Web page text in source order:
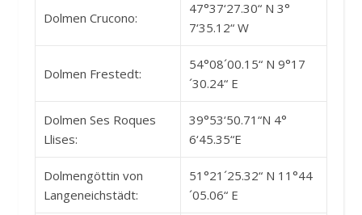
Dolmen Crucono:
47°37‘27.30“ N 3°
7‘35.12“ W
Dolmen Frestedt:
54°08´00.15“ N 9°17
´30.24“ E
Dolmen Ses Roques
Llises:
39°53‘50.71“N 4°
6‘45.35“E
Dolmengöttin von
Langeneichstädt:
51°21´25.32“ N 11°44
´05.06“ E